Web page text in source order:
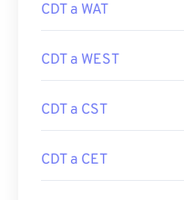
CDT a WAT
CDT a WEST
CDT a CST
CDT a CET